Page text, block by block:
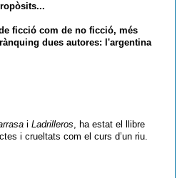
ficció com de no ficció, més
dues autores: l'argentina
i Ladrilleros, ha estat el llibre
i crueltats com el curs d’un riu.